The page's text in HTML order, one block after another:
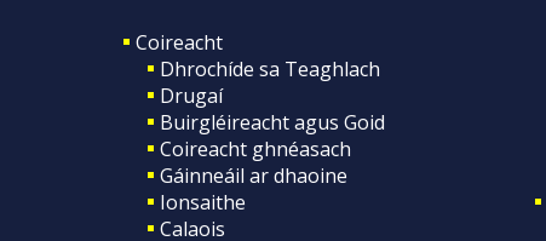
Coireacht
Dhrochíde sa Teaghlach
Drugaí
Buirgléireacht agus Goid
Coireacht ghnéasach
Gáinneáil ar dhaoine
Ionsaithe
Calaois